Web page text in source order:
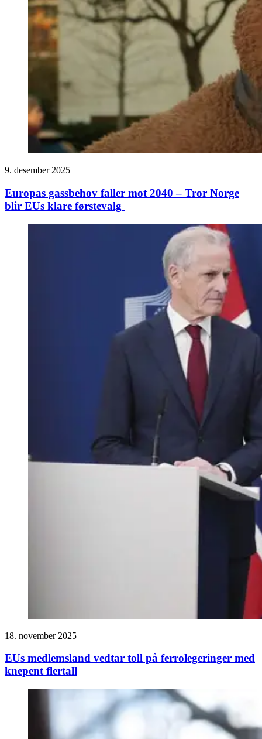
9. desember 2025
Europas gassbehov faller mot 2040 – Tror Norge
blir EUs klare førstevalg
18. november 2025
EUs medlemsland vedtar toll på ferrolegeringer med
knepent flertall